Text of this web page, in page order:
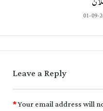
01-09-
Leave a Reply
Your email address will
*